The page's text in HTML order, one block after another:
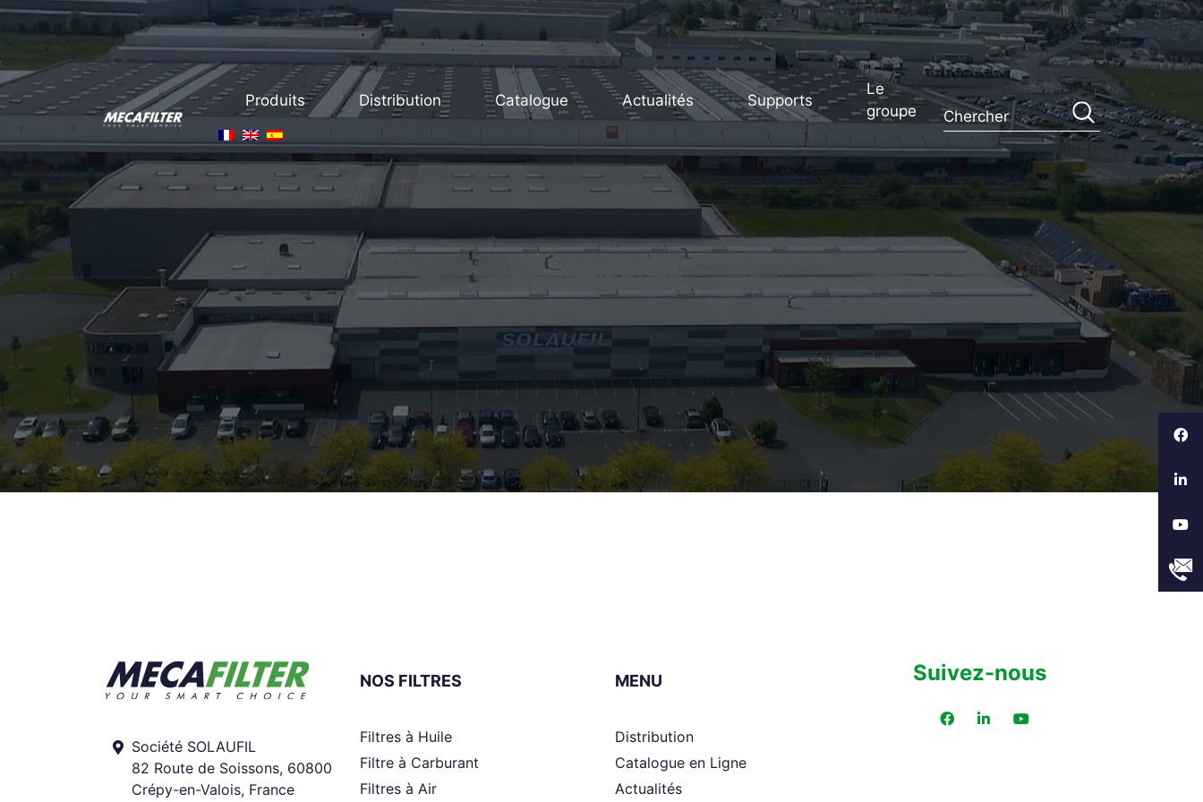
Produits Distribution Catalogue Actualités Supports
Le
groupe
Société SOLAUFIL
82 Route de Soissons, 60800
Crépy-en-Valois, France
NOS FILTRES
Filtres à Huile
Filtre à Carburant
Filtres à Air
MENU
Distribution
Catalogue en Ligne
Actualités
Suivez-nous